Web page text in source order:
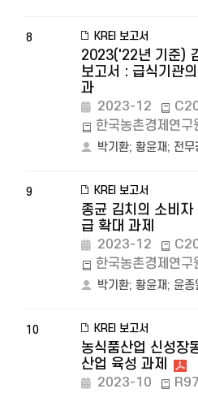
8 KREI 보고서
2023('22년 기준)
보고서 : 급식기관
과
2023-12
한국농촌경제연구
박기환; 황윤재; 전무
9 KREI 보고서
종균 김치의 소비
급 확대 과제
2023-12
한국농촌경제연구
박기환; 황윤재; 윤종
10 KREI 보고서
농식품산업 신성장
산업 육성 과제
2023-10